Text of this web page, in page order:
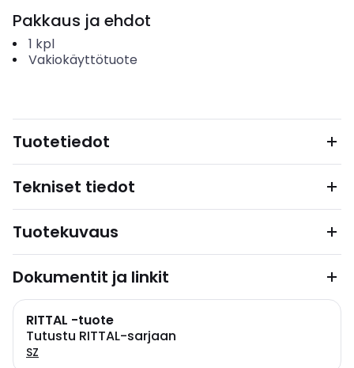
Pakkaus ja ehdot
1 kpl
Vakiokäyttötuote
Tuotetiedot
Tekniset tiedot
Tuotekuvaus
Dokumentit ja linkit
RITTAL -tuote
Tutustu RITTAL-sarjaan
SZ